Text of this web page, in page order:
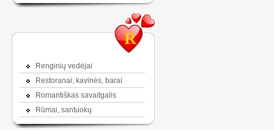
R
Renginių vedėjai
Restoranai, kavinės, barai
Romantiškas savaitgalis
Rūmai, santuokų